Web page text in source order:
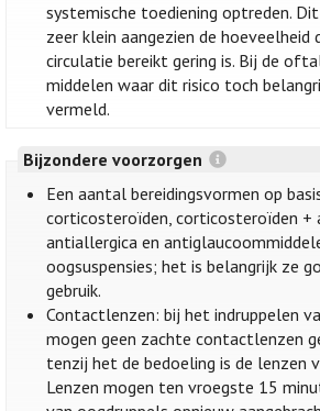
systemische toediening optreden.
zeer klein aangezien de hoeveelheid
circulatie bereikt gering is. Bij de
middelen waar dit risico toch
vermeld.
Bijzondere voorzorgen
Een aantal bereidingsvormen op
corticosteroïden, corticosteroïden +
antiallergica en
oogsuspensies; het is belangrijk ze
gebruik.
Contactlenzen: bij het indruppelen
mogen geen zachte contactlenzen
tenzij het de bedoeling is de lenzen
Lenzen mogen ten vroegste 15